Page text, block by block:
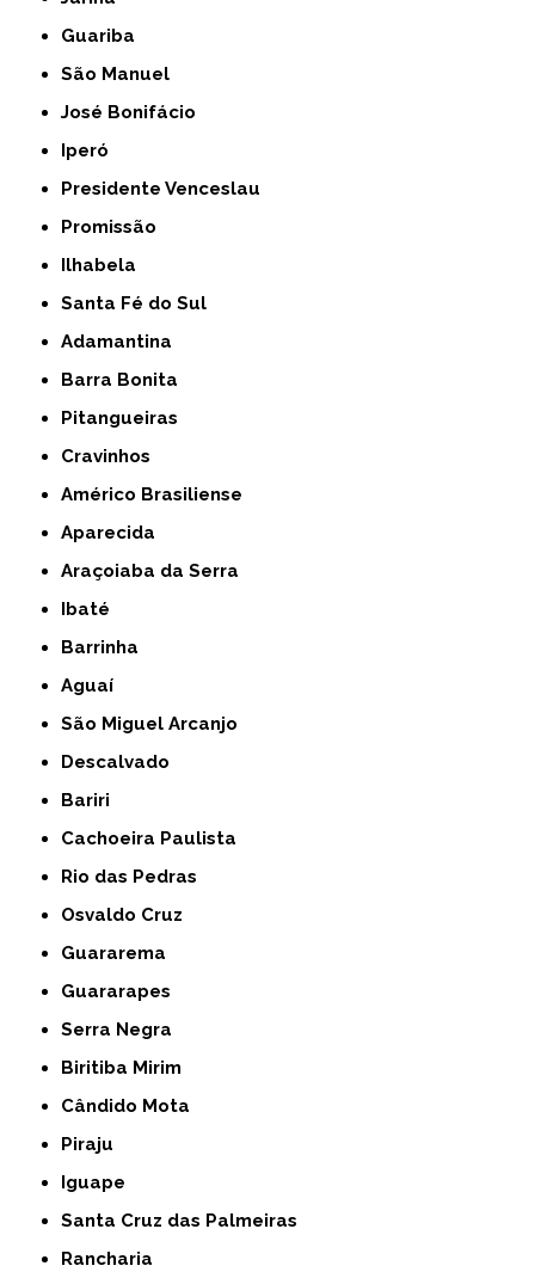
Guariba
São Manuel
José Bonifácio
Iperó
Presidente Venceslau
Promissão
Ilhabela
Santa Fé do Sul
Adamantina
Barra Bonita
Pitangueiras
Cravinhos
Américo Brasiliense
Aparecida
Araçoiaba da Serra
Ibaté
Barrinha
Aguaí
São Miguel Arcanjo
Descalvado
Bariri
Cachoeira Paulista
Rio das Pedras
Osvaldo Cruz
Guararema
Guararapes
Serra Negra
Biritiba Mirim
Cândido Mota
Piraju
Iguape
Santa Cruz das Palmeiras
Rancharia